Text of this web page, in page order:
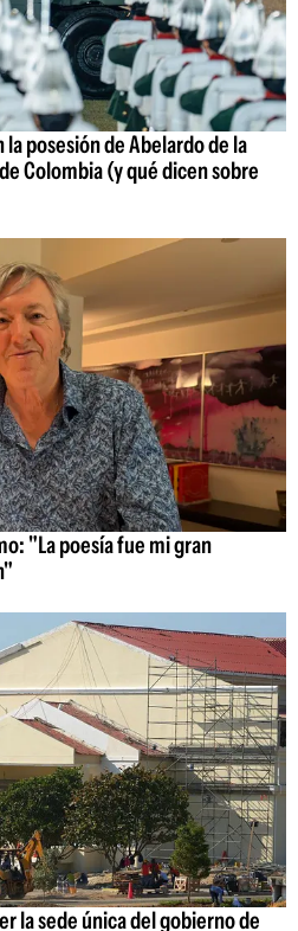
posesión de Abelardo de la
Colombia (y qué dicen sobre
"La poesía fue mi gran
la sede única del gobierno de